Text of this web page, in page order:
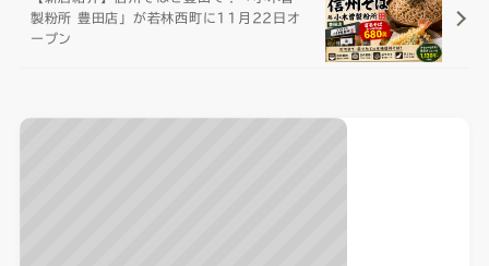
製粉所 豊田店」が若林西町に11月22日オ
ープン